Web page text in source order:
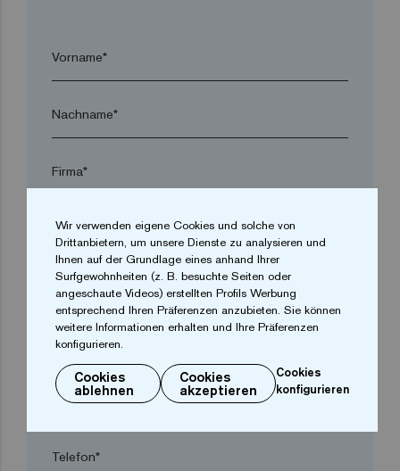
Vorname*
Nachname*
Firma*
Ort*
Postleitzahl*
arrow_drop_down
Telefon*
Wir verwenden eigene Cookies und solche von
Drittanbietern, um unsere Dienste zu analysieren und
Ihnen auf der Grundlage eines anhand Ihrer
Surfgewohnheiten (z. B. besuchte Seiten oder
angeschaute Videos) erstellten Profils Werbung
entsprechend Ihren Präferenzen anzubieten. Sie können
weitere Informationen erhalten und Ihre Präferenzen
konfigurieren.
Cookies
ablehnen
Cookies
akzeptieren
Cookies
konfigurieren